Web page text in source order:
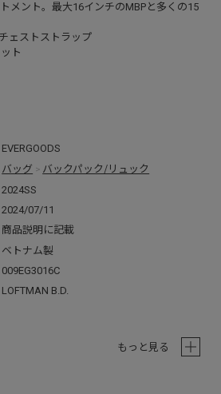
EVERGOODS
バッグ > バックパック/リュック
2024SS
2024/07/11
商品説明に記載
ベトナム製
009EG3016C
LOFTMAN B.D.
メント。最大16インチのMBPと多くの15
ェストストラップ
ト
もっと見る